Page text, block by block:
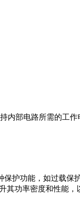
内部电路所需的工作
护功能，如过载
其功率密度和性能